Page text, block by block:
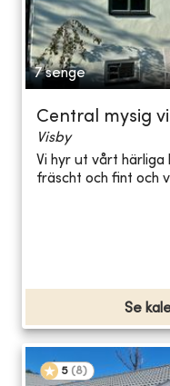
7 senge
Central mysig
Visby
Vi hyr ut vårt härliga
fräscht och fint och
Se
5 (8)